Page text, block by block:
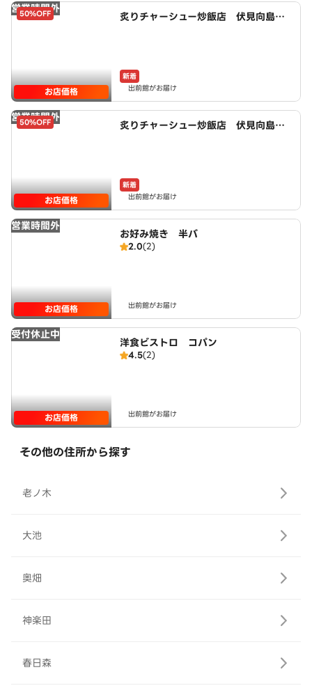
営業時間外
50%OFF
お店価格
炙りチャーシュー炒飯店 伏見向島
新着
出前館がお届け
営業時間外
50%OFF
お店価格
炙りチャーシュー炒飯店 伏見向島鷹
新着
出前館がお届け
営業時間外
お店価格
お好み焼き 半バ
2.0(2)
出前館がお届け
受付休止中
お店価格
洋食ビストロ コパン
4.5(2)
出前館がお届け
その他の住所から探す
老ノ木
大池
奥畑
神楽田
春日森